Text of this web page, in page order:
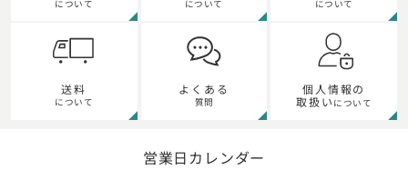
について について について
送料
について
よくある
質問
個人情報の
取扱い について
営業日カレンダー